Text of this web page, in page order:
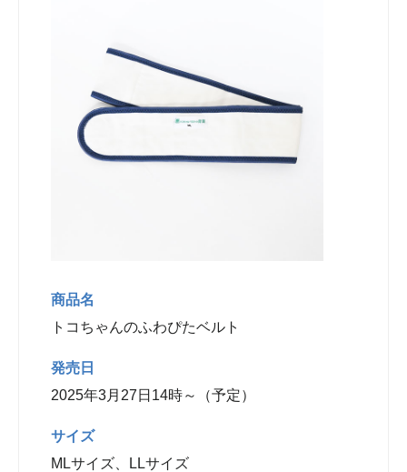
商品名
トコちゃんのふわぴたベルト
発売日
2025年3月27日14時～（予定）
サイズ
MLサイズ、LLサイズ